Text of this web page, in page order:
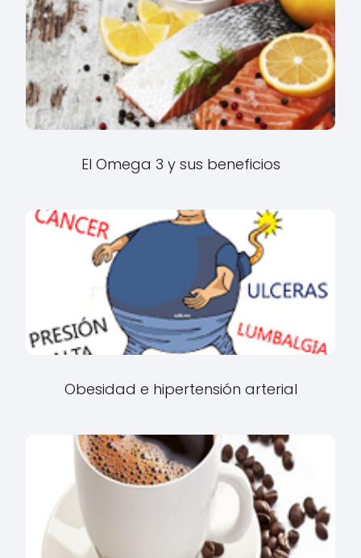
El Omega 3 y sus beneficios
Obesidad e hipertensión arterial